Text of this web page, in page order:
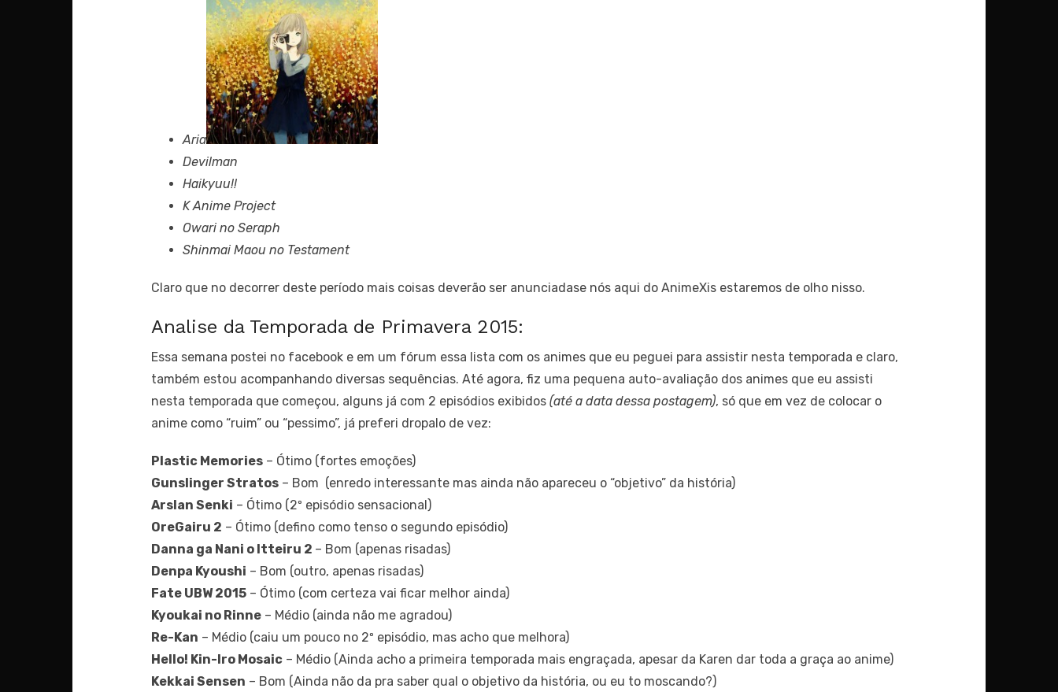
Aria
Devilman
Haikyuu!!
K Anime Project
Owari no Seraph
Shinmai Maou no Testament
Claro que no decorrer deste período mais coisas deverão ser anunciadase nós aqui do AnimeXis estaremos de olho nisso.
Analise da Temporada de Primavera 2015:
Essa semana postei no facebook e em um fórum essa lista com os animes que eu peguei para assistir nesta temporada e claro,
também estou acompanhando diversas sequências. Até agora, fiz uma pequena auto-avaliação dos animes que eu assisti
nesta temporada que começou, alguns já com 2 episódios exibidos (até a data dessa postagem), só que em vez de colocar o
anime como “ruim” ou “pessimo”, já preferi dropalo de vez:
Plastic Memories – Ótimo (fortes emoções)
Gunslinger Stratos – Bom (enredo interessante mas ainda não apareceu o “objetivo” da história)
Arslan Senki – Ótimo (2º episódio sensacional)
OreGairu 2 – Ótimo (defino como tenso o segundo episódio)
Danna ga Nani o Itteiru 2 – Bom (apenas risadas)
Denpa Kyoushi – Bom (outro, apenas risadas)
Fate UBW 2015 – Ótimo (com certeza vai ficar melhor ainda)
Kyoukai no Rinne – Médio (ainda não me agradou)
Re-Kan – Médio (caiu um pouco no 2º episódio, mas acho que melhora)
Hello! Kin-Iro Mosaic – Médio (Ainda acho a primeira temporada mais engraçada, apesar da Karen dar toda a graça ao anime)
Kekkai Sensen – Bom (Ainda não da pra saber qual o objetivo da história, ou eu to moscando?)